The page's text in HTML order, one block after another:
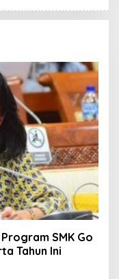
SMK Go
Tahun Ini